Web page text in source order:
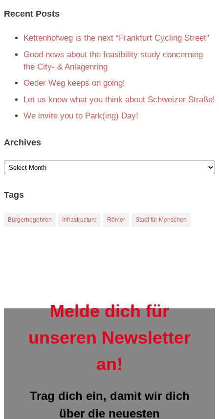
Recent Posts
Kettenhofweg is the next “Frankfurt Cycling Street”
Good news about the feasibility study concerning
the City- & Anlagenring
Oeder Weg keeps on going!
Let us know what you think about Schweizer Straße!
We invite you to Park(ing) Day!
Archives
Archives
Tags
Bürgerbegehren Infrastructure Römer Stadt für Menschen
Melde dich für
unseren Newsletter
an!
Trag dich ein, damit wir dich
über die neuesten